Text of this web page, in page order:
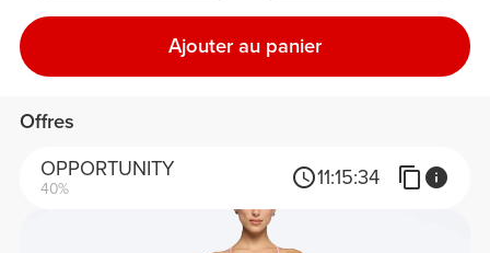
Ajouter au panier
Offres
OPPORTUNITY
40% 11:15:34